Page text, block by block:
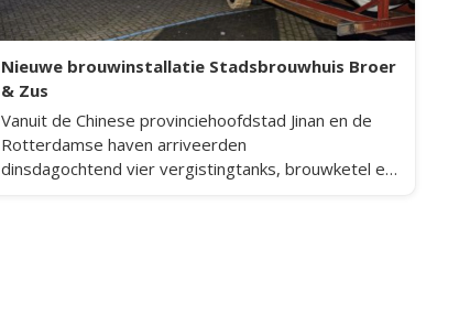
Nieuwe brouwinstallatie Stadsbrouwhuis Broer
& Zus
Vanuit de Chinese provinciehoofdstad Jinan en de
Rotterdamse haven arriveerden
dinsdagochtend vier vergistingtanks, brouwketel en